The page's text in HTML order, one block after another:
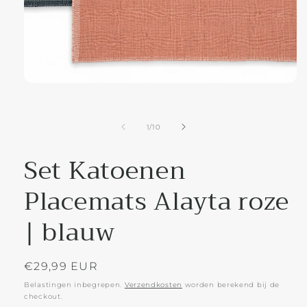
Media
1/van
10
Set Katoenen
Placemats Alayta roze
| blauw
Normale
prijs
€29,99 EUR
Belastingen inbegrepen. Verzendkosten worden berekend bij de
checkout.